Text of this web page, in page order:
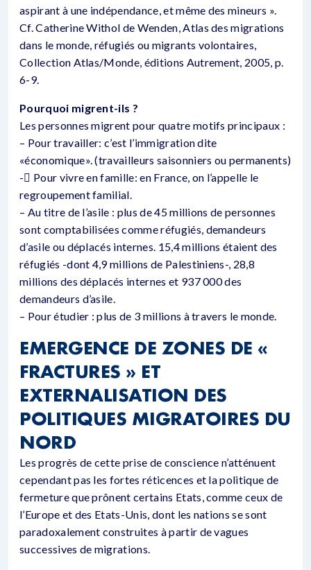
aspirant à une indépendance, et même des mineurs ».
Cf. Catherine Withol de Wenden, Atlas des migrations
dans le monde, réfugiés ou migrants volontaires,
Collection Atlas/Monde, éditions Autrement, 2005, p.
6-9.
Pourquoi migrent-ils ?
Les personnes migrent pour quatre motifs principaux :
– Pour travailler: c’est l’immigration dite
«économique». (travailleurs saisonniers ou permanents)
- Pour vivre en famille: en France, on l’appelle le
regroupement familial.
– Au titre de l’asile : plus de 45 millions de personnes
sont comptabilisées comme réfugiés, demandeurs
d’asile ou déplacés internes. 15,4 millions étaient des
réfugiés -dont 4,9 millions de Palestiniens-, 28,8
millions des déplacés internes et 937 000 des
demandeurs d’asile.
– Pour étudier : plus de 3 millions à travers le monde.
EMERGENCE DE ZONES DE «
FRACTURES » ET
EXTERNALISATION DES
POLITIQUES MIGRATOIRES DU
NORD
Les progrès de cette prise de conscience n’atténuent
cependant pas les fortes réticences et la politique de
fermeture que prônent certains Etats, comme ceux de
l’Europe et des Etats-Unis, dont les nations se sont
paradoxalement construites à partir de vagues
successives de migrations.